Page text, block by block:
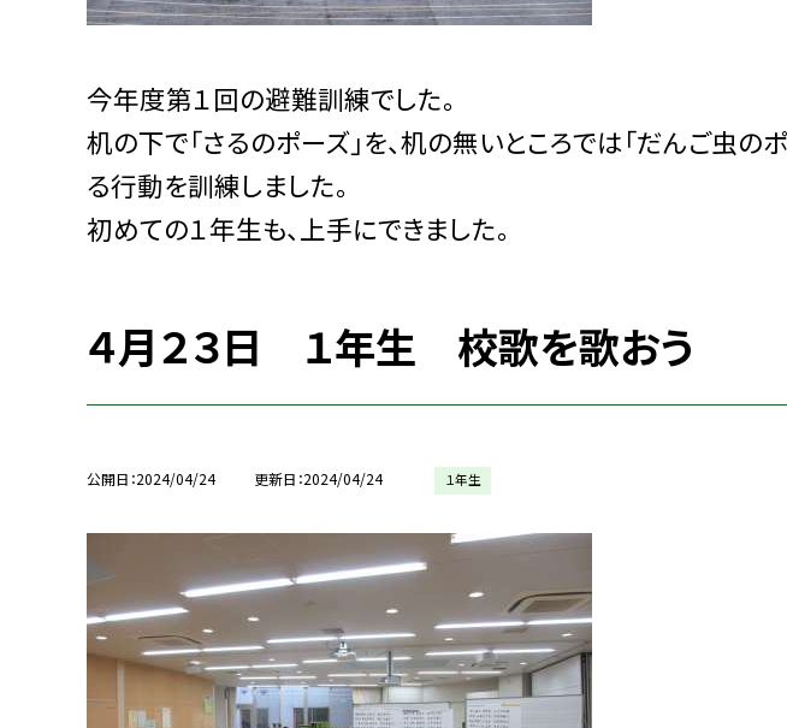
今年度第１回の避難訓練でした。
机の下で「さるのポーズ」を、机の無いところでは「だんご虫の
る行動を訓練しました。
初めての１年生も、上手にできました。
４月２３日 １年生 校歌を歌おう
公開日 2024/04/24 更新日 2024/04/24 １年生